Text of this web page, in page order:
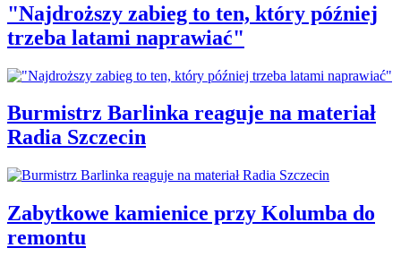
"Najdroższy zabieg to ten, który później
trzeba latami naprawiać"
Burmistrz Barlinka reaguje na materiał
Radia Szczecin
Zabytkowe kamienice przy Kolumba do
remontu